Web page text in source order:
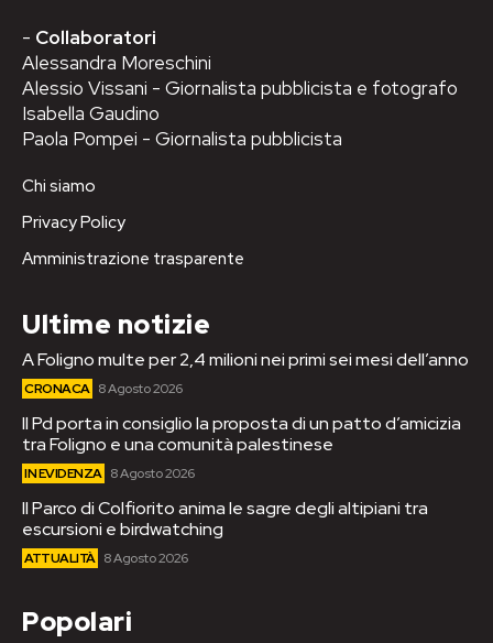
- Collaboratori
Alessandra Moreschini
Alessio Vissani - Giornalista pubblicista e fotografo
Isabella Gaudino
Paola Pompei - Giornalista pubblicista
Chi siamo
Privacy Policy
Amministrazione trasparente
Ultime notizie
A Foligno multe per 2,4 milioni nei primi sei mesi dell’anno
CRONACA 8 Agosto 2026
Il Pd porta in consiglio la proposta di un patto d’amicizia
tra Foligno e una comunità palestinese
IN EVIDENZA 8 Agosto 2026
Il Parco di Colfiorito anima le sagre degli altipiani tra
escursioni e birdwatching
ATTUALITÀ 8 Agosto 2026
Popolari